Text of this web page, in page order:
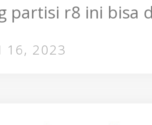
partisi r8 ini bisa
16, 2023